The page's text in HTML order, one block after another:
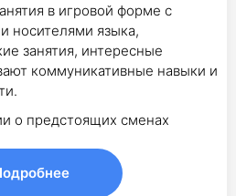
в игровой форме с
носителями языка,
занятия, интересные
коммуникативные навыки и
о предстоящих сменах